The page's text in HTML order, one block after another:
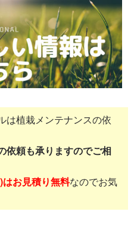
は植栽メンテナンスの依
依頼も承りますのでご相
お見積り無料なのでお気